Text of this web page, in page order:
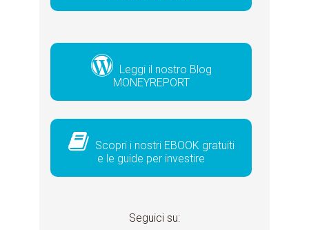
Leggi il nostro Blog
MONEYREPORT
Scopri i nostri EBOOK gratuiti
e le guide per investire
Seguici su: